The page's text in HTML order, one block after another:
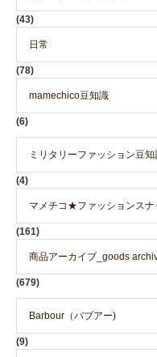
(43)
日常
(78)
mamechico豆知識
(6)
ミリタリーファッション豆知
(4)
マメチコ★ファッションスナ
(161)
商品アーカイブ_goods
(679)
Barbour（バブアー)
(9)